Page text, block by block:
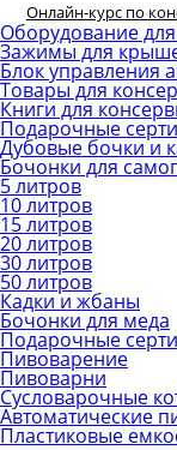
Онлайн-курс по
Оборудование для
Зажимы для
Блок управления
Товары для
Книги для
Подарочные
Дубовые бочки и
Бочонки для
5 литров
10 литров
15 литров
20 литров
30 литров
50 литров
Кадки и жбаны
Бочонки для меда
Подарочные
Пивоварение
Пивоварни
Сусловарочные
Автоматические
Пластиковые